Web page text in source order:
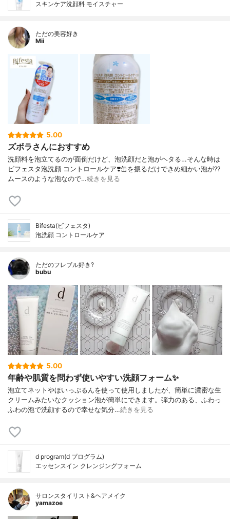
スキンケア洗顔料 モイスチャー
ただの美容好き
Mii
5.00
ズボラさんにおすすめ
洗顔料を泡立てるのが面倒だけど、泡洗顔だと泡がヘタる…そんな時は
ビフェスタ泡洗顔 コントロールケア❣️缶を振るだけできめ細かい泡が?‍?️
ムースのような泡なので…続きを見る
Bifesta(ビフェスタ)
泡洗顔 コントロールケア
ただのフレブル好き?
bubu
5.00
年齢や肌質を問わず使いやすい洗顔フォーム✨
泡立てネットやほいっぷるんを使って使用しましたが、簡単に濃密な生
クリームみたいなクッション泡が簡単にできます。弾力のある、ふわっ
ふわの泡で洗顔するので幸せな気分…続きを見る
d program(d プログラム)
エッセンスイン クレンジングフォーム
サロンスタイリスト&ヘアメイク
yamazoe